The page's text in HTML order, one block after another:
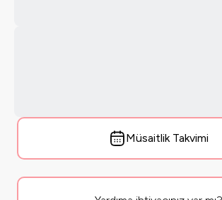
Müsaitlik Takvimi